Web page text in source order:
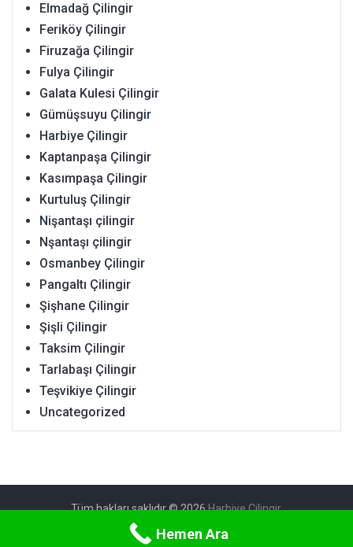
Elmadağ Çilingir
Feriköy Çilingir
Firuzağa Çilingir
Fulya Çilingir
Galata Kulesi Çilingir
Gümüşsuyu Çilingir
Harbiye Çilingir
Kaptanpaşa Çilingir
Kasımpaşa Çilingir
Kurtuluş Çilingir
Nişantaşı çilingir
Nşantaşı çilingir
Osmanbey Çilingir
Pangaltı Çilingir
Şişhane Çilingir
Şişli Çilingir
Taksim Çilingir
Tarlabaşı Çilingir
Teşvikiye Çilingir
Uncategorized
Tüm hakları saklıdır © 2026Harbiye Çilingir.
FameThemestarafından tasarlandı
Hemen Ara